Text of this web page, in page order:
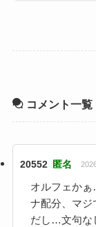
コメント一覧
20552 匿名
オルフェか
ナ配分、マジ
だし…文句な